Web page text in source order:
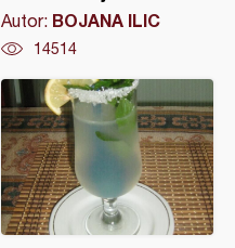
Autor: BOJANA ILIC
14514